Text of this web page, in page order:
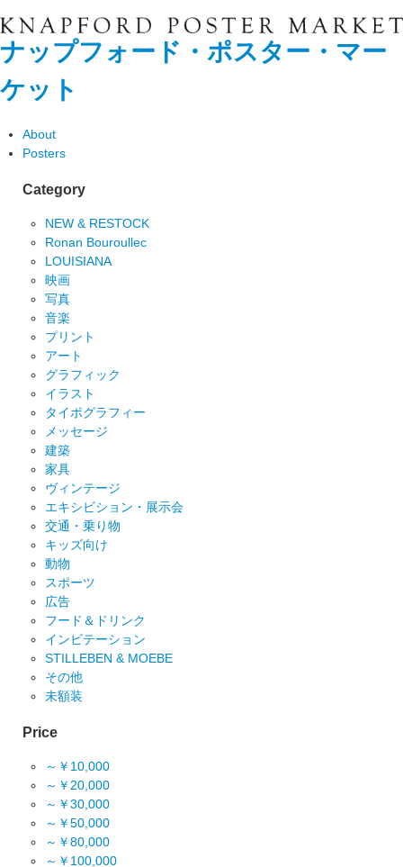
ナップフォード・ポスター・マー
ケット
About
Posters
Category
NEW & RESTOCK
Ronan Bouroullec
LOUISIANA
映画
写真
音楽
プリント
アート
グラフィック
イラスト
タイポグラフィー
メッセージ
建築
家具
ヴィンテージ
エキシビション・展示会
交通・乗り物
キッズ向け
動物
スポーツ
広告
フード＆ドリンク
インビテーション
STILLEBEN & MOEBE
その他
未額装
Price
～￥10,000
～￥20,000
～￥30,000
～￥50,000
～￥80,000
～￥100,000